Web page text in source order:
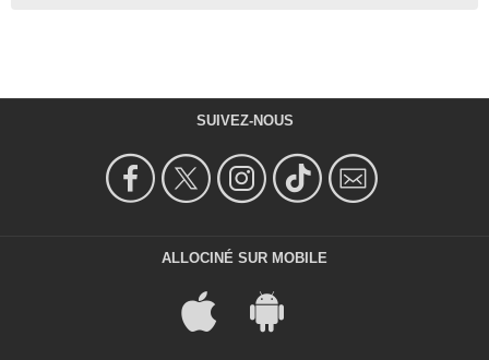
SUIVEZ-NOUS
ALLOCINÉ SUR MOBILE